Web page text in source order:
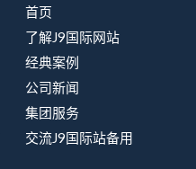
首页
了解J9国际网站
经典案例
公司新闻
集团服务
交流J9国际站备用